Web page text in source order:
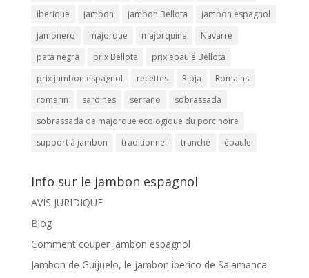
iberique
jambon jambon Bellota
jambon espagnol
jamonero
majorque majorquina
Navarre
pata negra
prix Bellota
prix epaule Bellota
prix jambon espagnol
recettes Rioja
Romains
romarin
sardines serrano
sobrassada
sobrassada de majorque ecologique du porc noire
support à jambon
traditionnel tranché épaule
Info sur le jambon espagnol
AVIS JURIDIQUE
Blog
Comment couper jambon espagnol
Jambon de Guijuelo, le jambon iberico de Salamanca